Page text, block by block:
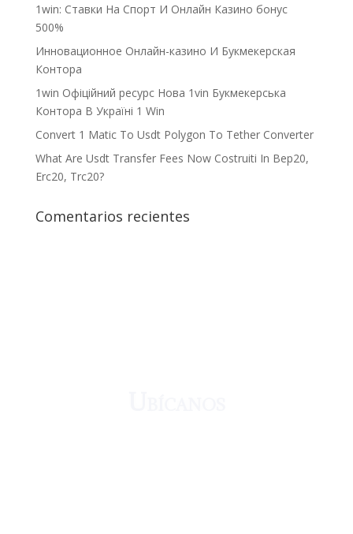
1win: Ставки На Cпорт И Онлайн Казино бонус
500%
Инновационное Онлайн-казино И Букмекерская
Контора
1win Офіційний ресурс Нова 1vin Букмекерська
Контора В Україні 1 Win
Convert 1 Matic To Usdt Polygon To Tether Converter
What Are Usdt Transfer Fees Now Costruiti In Bep20,
Erc20, Trc20?
Comentarios recientes